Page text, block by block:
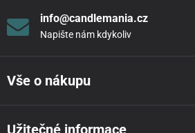
info@candlemania.cz
Napište nám kdykoliv
Vše o nákupu
Užitečné informace